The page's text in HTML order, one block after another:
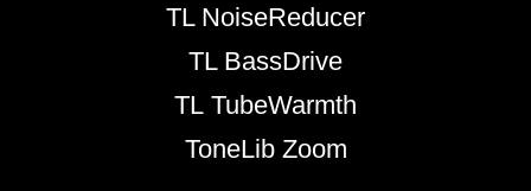
TL NoiseReducer
TL BassDrive
TL TubeWarmth
ToneLib Zoom